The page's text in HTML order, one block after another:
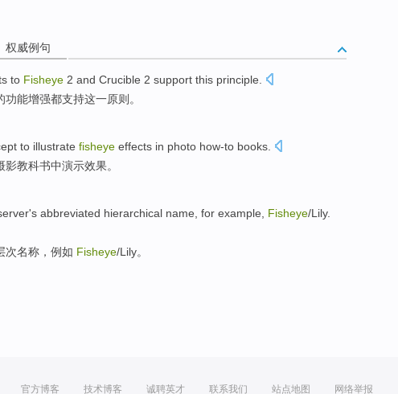
权威例句
to Fisheye 2 and Crucible 2 support this principle
功能增强都支持这一原则 。
to illustrate fisheye effects in photo how-to books
影教科书中演示效果。
's abbreviated hierarchical name for example Fisheye/Lily.
次名称 ， 例如 Fisheye/Lily。
官方博客 技术博客 诚聘英才 联系我们 站点地图 网络举报